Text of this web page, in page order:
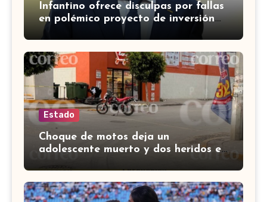
Infantino ofrece disculpas por fallas
en polémico proyecto de inversión
privada de la FIFA
Estado
Choque de motos deja un
adolescente muerto y dos heridos en